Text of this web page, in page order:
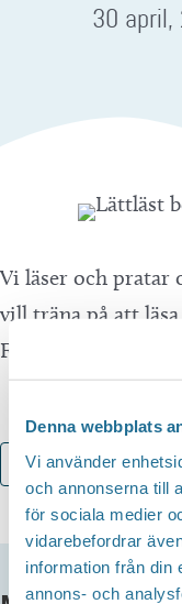
Denna webbplats
Vi använder
och annonserna till
för sociala medier
vidarebefordrar
information från din
annons- och
30
Vi läser och pratar
vill träna på att
Fritidsgården,
Lägg till i kalender